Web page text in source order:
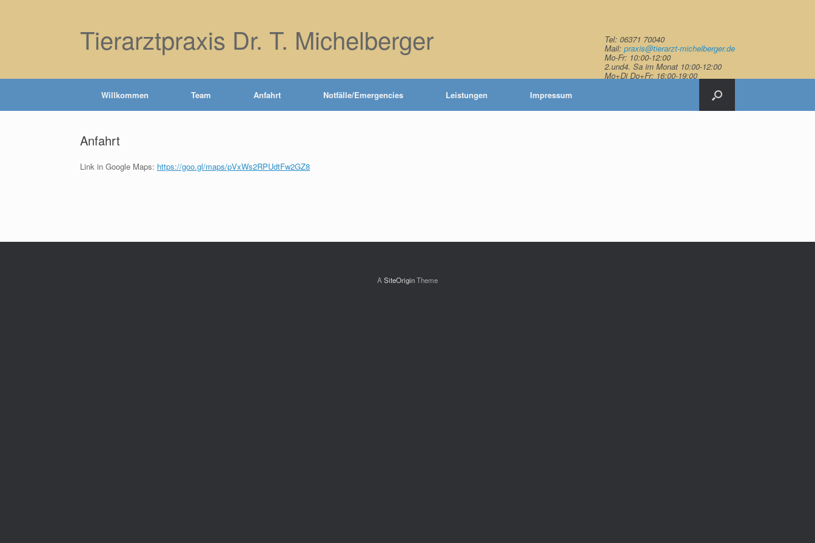
Tierarztpraxis Dr. T. Michelberger Tel: 06371 70040
Mail: praxis@tierarzt-michelberger.de
Mo-Fr: 10:00-12:00
2.und4. Sa im Monat 10:00-12:00
Mo+Di Do+Fr: 16:00-19:00
Willkommen
Team Anfahrt Notfälle/Emergencies Leistungen Impressum
Anfahrt
Link in Google Maps: https://goo.gl/maps/pVxWs2RPUdtFw2GZ8
A SiteOriginTheme